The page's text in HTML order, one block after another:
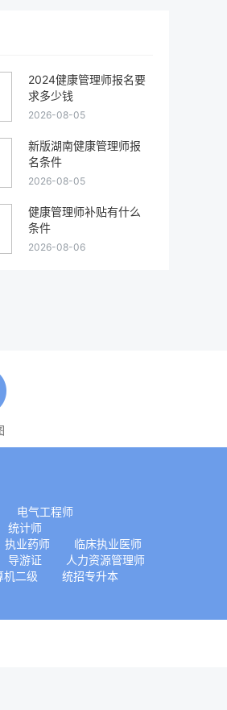
2024健康管理师报名要
求多少钱
2026-08-05
新版湖南健康管理师报
名条件
2026-08-05
健康管理师补贴有什么
条件
2026-08-06
电气工程师
统计师
执业药师
临床执业医师
导游证
人力资源管理师
机二级
统招专升本